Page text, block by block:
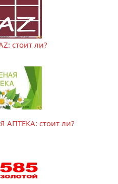
стоит ли?
АПТЕКА: стоит ли?